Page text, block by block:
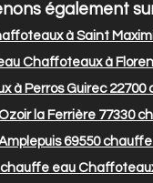
également
à Saint
Chaffoteaux à
à Perros Guirec 22700
la Ferrière 77330
69550chauffe
eau